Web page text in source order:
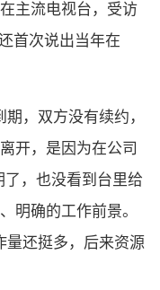
主流电视台，受访
首次说出当年在
，双方没有续约，
开，是因为在公司
了，也没看到台里给
明确的工作前景。
量还挺多，后来资源